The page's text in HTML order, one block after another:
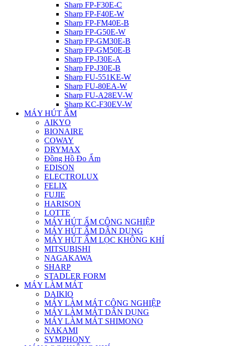
Sharp FP-F30E-C
Sharp FP-F40E-W
Sharp FP-FM40E-B
Sharp FP-G50E-W
Sharp FP-GM30E-B
Sharp FP-GM50E-B
Sharp FP-J30E-A
Sharp FP-J30E-B
Sharp FU-551KE-W
Sharp FU-80EA-W
Sharp FU-A28EV-W
Sharp KC-F30EV-W
MÁY HÚT ẨM
AIKYO
BIONAIRE
COWAY
DRYMAX
Đồng Hồ Đo Ẩm
EDISON
ELECTROLUX
FELIX
FUJIE
HARISON
LOTTE
MÁY HÚT ẨM CÔNG NGHIỆP
MÁY HÚT ẨM DÂN DỤNG
MÁY HÚT ẨM LỌC KHÔNG KHÍ
MITSUBISHI
NAGAKAWA
SHARP
STADLER FORM
MÁY LÀM MÁT
DAIKIO
MÁY LÀM MÁT CÔNG NGHIỆP
MÁY LÀM MÁT DÂN DỤNG
MÁY LÀM MÁT SHIMONO
NAKAMI
SYMPHONY